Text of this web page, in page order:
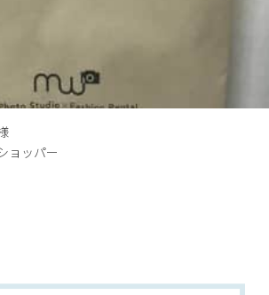
ョッパー